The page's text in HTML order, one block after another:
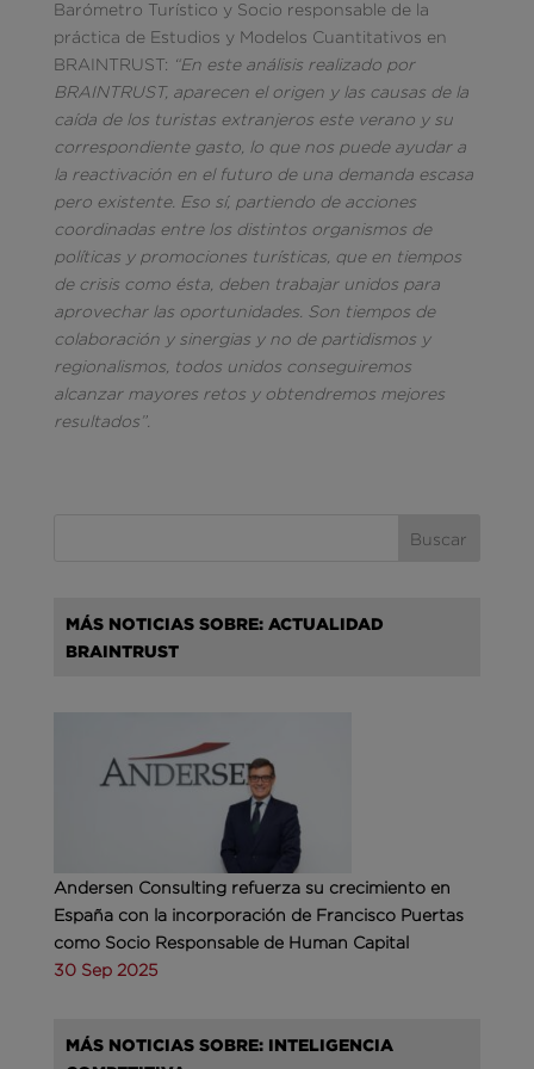
Barómetro Turístico y Socio responsable de la
práctica de Estudios y Modelos Cuantitativos en
BRAINTRUST: “En este análisis realizado por
BRAINTRUST, aparecen el origen y las causas de la
caída de los turistas extranjeros este verano y su
correspondiente gasto, lo que nos puede ayudar a
la reactivación en el futuro de una demanda escasa
pero existente. Eso sí, partiendo deacciones
coordinadas entre los distintos organismos de
políticas y promociones turísticas, que en tiempos
de crisis como ésta, deben trabajar unidos para
aprovechar las oportunidades. Son tiempos de
colaboración y sinergias y no de partidismos y
regionalismos, todos unidos conseguiremos
alcanzar mayores retos y obtendremos mejores
resultados”.
MÁS NOTICIAS SOBRE: ACTUALIDAD
BRAINTRUST
Andersen Consulting refuerza su crecimiento en
España con la incorporación de Francisco Puertas
como Socio Responsable de Human Capital
30 Sep 2025
MÁS NOTICIAS SOBRE: INTELIGENCIA